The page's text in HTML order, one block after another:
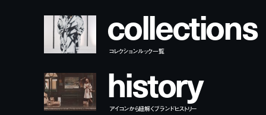
collections
コレクションルック一覧
history
アイコンから紐解くブランドヒストリー